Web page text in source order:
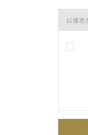
以優惠